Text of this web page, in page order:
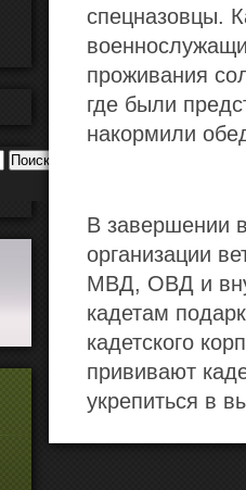
спецназовцы.
проживания
где были
накормили
В завершении
организации
МВД, ОВД и
кадетам
кадетского
прививают
укрепиться в